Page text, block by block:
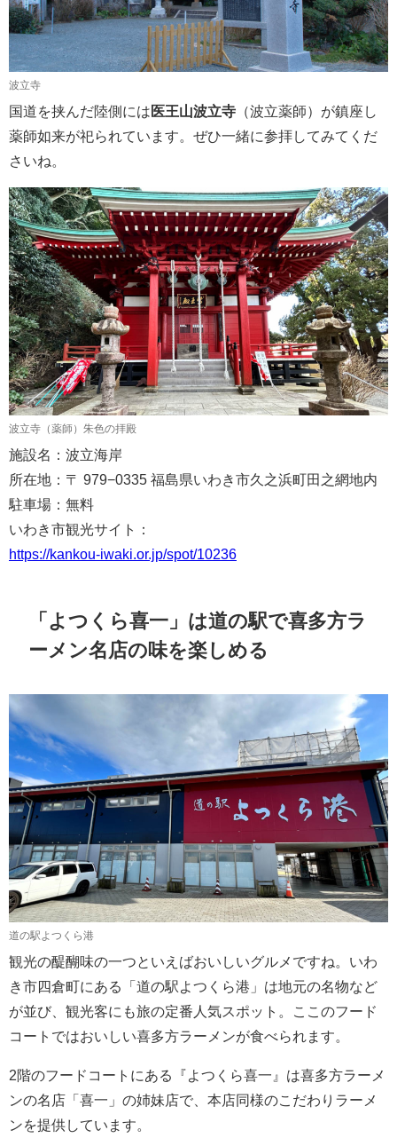
波立寺
国道を挟んだ陸側には 医王山波立寺 （波立薬師）が鎮座し
薬師如来が祀られています。ぜひ一緒に参拝してみてくだ
さいね。
波立寺（薬師）朱色の拝殿
施設名：波立海岸
所在地：〒 979−0335 福島県いわき市久之浜町田之網地内
駐車場：無料
いわき市観光サイト：
https://kankou-iwaki.or.jp/spot/10236
「よつくら喜一」は道の駅で喜多方ラ
ーメン名店の味を楽しめる
道の駅よつくら港
観光の醍醐味の一つといえばおいしいグルメですね。いわ
き市四倉町にある「道の駅よつくら港」は地元の名物など
が並び、観光客にも旅の定番人気スポット。ここのフード
コートではおいしい喜多方ラーメンが食べられます。
2階のフードコートにある『よつくら喜一』は喜多方ラーメ
ンの名店「喜一」の姉妹店で、本店同様のこだわりラーメ
ンを提供しています。